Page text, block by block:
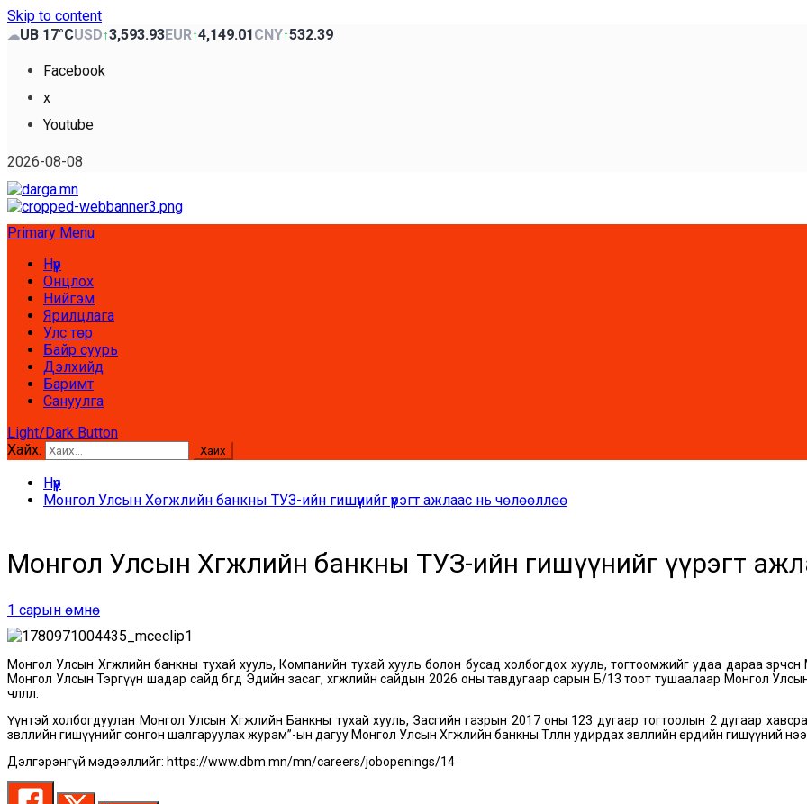
Skip to content
☁UB 17°CUSD↑3,593.93EUR↑4,149.01CNY↑532.39
Facebook
x
Youtube
2026-08-08
Primary Menu
Нүүр
Онцлох
Нийгэм
Ярилцлага
Улс төр
Байр суурь
Дэлхийд
Баримт
Сануулга
Light/Dark Button
Хайх:
Нүүр
Монгол Улсын Хөгжлийн банкны ТУЗ-ийн гишүүнийг үүрэгт ажлаас нь чөлөөллөө
Монгол Улсын Хөгжлийн банкны ТУЗ-ийн гишүүнийг үүрэгт ажлаас
1 сарын өмнө
Монгол Улсын Хөгжлийн банкны тухай хууль, Компанийн тухай хууль болон бусад холбогдох хууль, тогтоомжийг удаа дараа зөрчсөн
Монгол Улсын Тэргүүн шадар сайд бөгөөд Эдийн засаг, хөгжлийн сайдын 2026 оны тавдугаар сарын Б/13 тоот тушаалаар Монгол Улсын
чөлөөллөө.
Үүнтэй холбогдуулан Монгол Улсын Хөгжлийн Банкны тухай хууль, Засгийн газрын 2017 оны 123 дугаар тогтоолын 2 дугаар
зөвлөлийн гишүүнийг сонгон шалгаруулах журам”-ын дагуу Монгол Улсын Хөгжлийн банкны Төлөөлөн удирдах зөвлөлийн ердийн гишүүний
Дэлгэрэнгүй мэдээллийг: https://www.dbm.mn/mn/careers/jobopenings/14